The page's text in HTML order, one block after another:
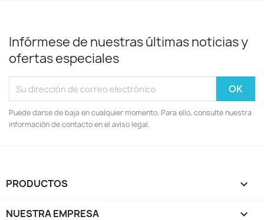
Infórmese de nuestras últimas noticias y
ofertas especiales
Puede darse de baja en cualquier momento. Para ello, consulte nuestra
información de contacto en el aviso legal.
PRODUCTOS 
NUESTRA EMPRESA 